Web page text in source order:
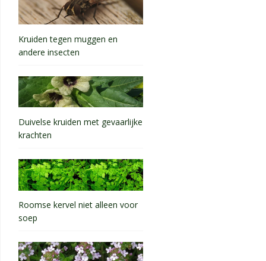
Kruiden tegen muggen en
andere insecten
Duivelse kruiden met gevaarlijke
krachten
Roomse kervel niet alleen voor
soep